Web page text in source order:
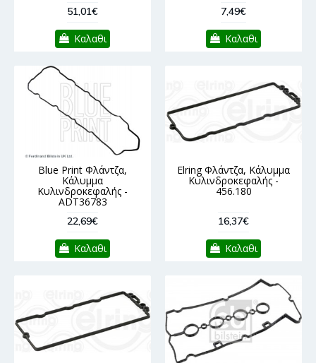
51,01€
Καλαθι
7,49€
Καλαθι
Blue Print Φλάντζα,
Κάλυμμα
Κυλινδροκεφαλής -
ADT36783
22,69€
Καλαθι
Elring Φλάντζα, Κάλυμμα
Κυλινδροκεφαλής -
456.180
16,37€
Καλαθι